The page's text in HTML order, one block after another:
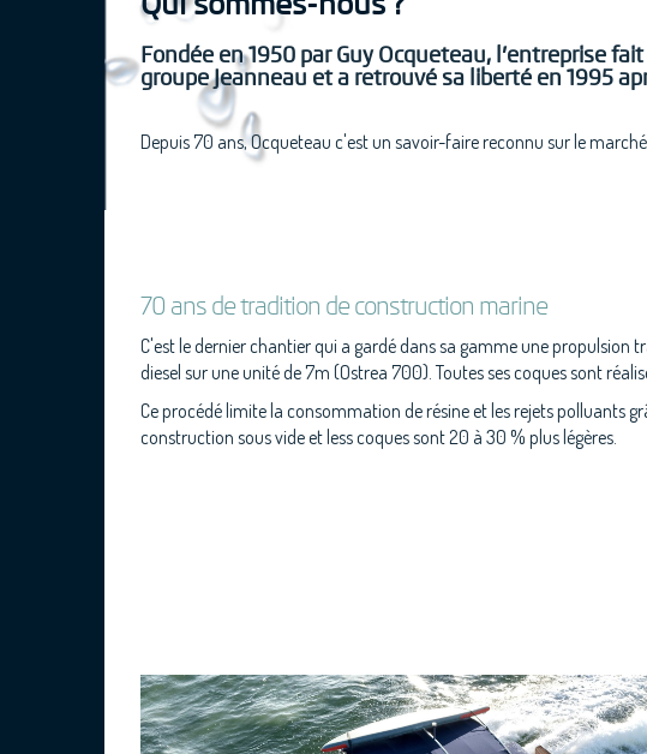
Fondée en 1950 par Guy Ocqueteau, l’entreprise
groupe Jeanneau et a retrouvé sa liberté en 1995
Depuis 70 ans, Ocqueteau c'est un savoir-faire reconnu sur le
70 ans de tradition de construction marine
C'est le dernier chantier qui a gardé dans sa gamme une propulsion
diesel sur une unité de 7m (Ostrea 700). Toutes ses coques sont
Ce procédé limite la consommation de résine et les rejets polluants
construction sous vide et less coques sont 20 à 30 % plus légères.